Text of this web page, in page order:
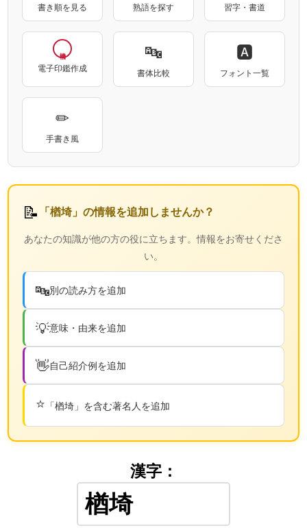
書き順を見る 熟語を探す 習字・書道
電子印鑑作成
🔤
書体比較
🅰
フォント一覧
✏
手書き風
📝 「楢埼」の情報を追加しませんか？
あなたの知識が他の方の役に立ちます。情報をお寄せくださ
い。
🔤別の読み方を追加
💡意味・由来を追加
👋自己紹介例を追加
⭐ 「楢埼」を含む著名人を追加
漢字：